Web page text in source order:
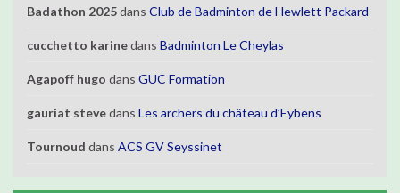
Badathon 2025dans Club de Badminton de Hewlett Packard
cucchetto karinedans Badminton Le Cheylas
Agapoff hugo dans GUC Formation
gauriat stevedans Les archers du château d’Eybens
Tournoud dans ACS GV Seyssinet